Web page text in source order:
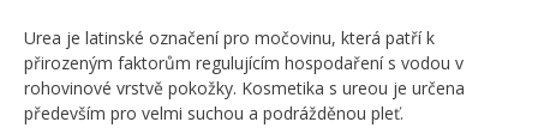
Urea je latinské označení pro močovinu, která patří k
přirozeným faktorům regulujícím hospodaření s vodou v
rohovinové vrstvě pokožky. Kosmetika s ureou je určena
především pro velmi suchou a podrážděnou pleť.